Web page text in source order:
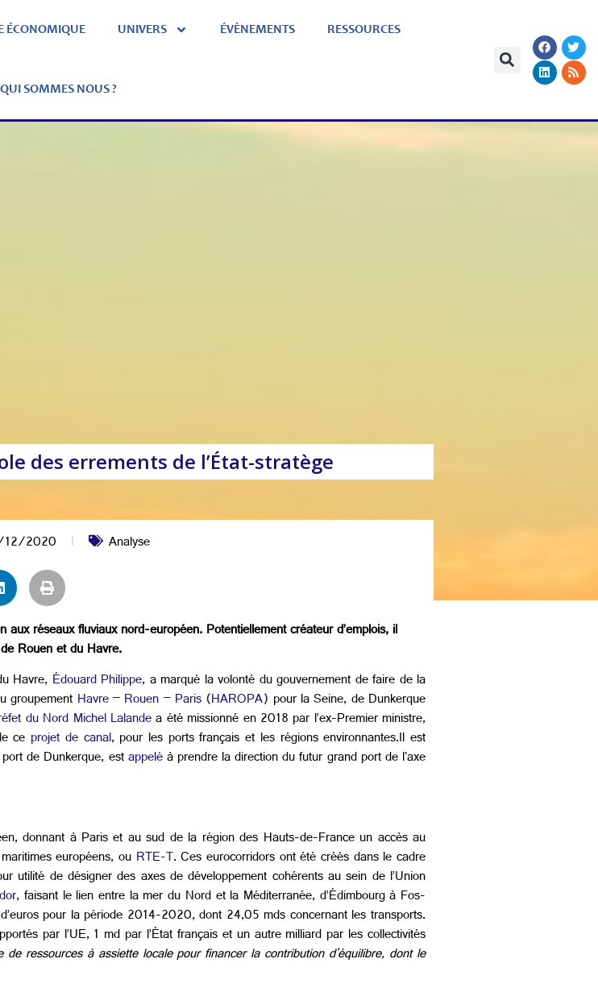
ÉCONOMIQUE UNIVERS ÉVÈNEMENTS RESSOURCES
QUI SOMMES NOUS ?
des errements de l’État-stratège
2020 Analyse
réseaux fluviaux nord-européen. Potentiellement créateur d’emplois, il
Rouen et du Havre.
Havre, Édouard Philippe, a marqué la volonté du gouvernement de faire de la
groupement Havre – Rouen – Paris (HAROPA) pour la Seine, de Dunkerque
du Nord Michel Lalandea été missionné en 2018 par l’ex-Premier ministre,
ce projet de canal, pour les ports français et les régions environnantes.Il est
de Dunkerque, estappeléà prendre la direction du futur grand port de l'axe
donnant à Paris et au sud de la région des Hauts-de-France un accès au
européens, ouRTE-T. Ces eurocorridors ont été créés dans le cadre
utilité de désigner des axes de développement cohérents au sein de l’Union
, faisant le lien entre la mer du Nord et la Méditerranée, d’Édimbourg à Fos-
pour la période 2014-2020, dont 24,05 mds concernant les transports.
par l’UE, 1 md par l’État français et un autre milliard par les collectivités
ressources à assiette locale pour financer la contribution d'équilibre, dont le